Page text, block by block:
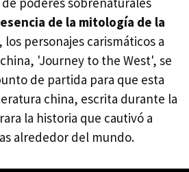
de la mitología de la
, los personajes carismáticos a
'Journey to the West', se
de partida para que esta
china, escrita durante la
la historia que cautivó a
alrededor del mundo.